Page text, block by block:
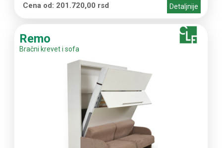
Detaljnije
Cena od: 201.720,00 rsd
Remo
Bračni krevet i sofa